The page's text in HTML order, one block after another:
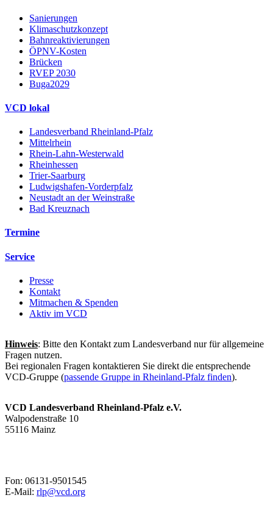
Sanierungen
Klimaschutzkonzept
Bahnreaktivierungen
ÖPNV-Kosten
Brücken
RVEP 2030
Buga2029
VCD lokal
Landesverband Rheinland-Pfalz
Mittelrhein
Rhein-Lahn-Westerwald
Rheinhessen
Trier-Saarburg
Ludwigshafen-Vorderpfalz
Neustadt an der Weinstraße
Bad Kreuznach
Termine
Service
Presse
Kontakt
Mitmachen & Spenden
Aktiv im VCD
Hinweis: Bitte den Kontakt zum Landesverband nur für allgemeine
Fragen nutzen.
Bei regionalen Fragen kontaktieren Sie direkt die entsprechende
VCD-Gruppe (passende Gruppe in Rheinland-Pfalz finden).
VCD Landesverband Rheinland-Pfalz e.V.
Walpodenstraße 10
55116 Mainz
Fon: 06131-9501545
E-Mail: rlp@vcd.org